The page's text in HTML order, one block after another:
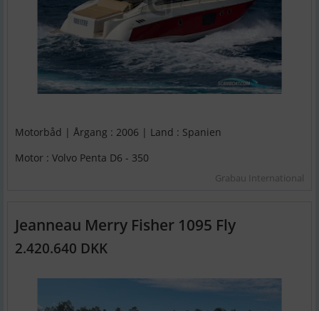
Motorbåd | Årgang : 2006 | Land : Spanien
Motor : Volvo Penta D6 - 350
Grabau International
Jeanneau Merry Fisher 1095 Fly
2.420.640 DKK